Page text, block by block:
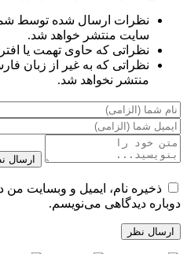
نظرات ارسال شده توسط
سایت منتشر خواهد شد.
نظراتی که حاوی تهمت یا
نظراتی که به غیر از زبان
منتشر نخواهد شد.
ارسال
ذخیره نام، ایمیل و وبسایت
دوباره دیدگاهی می‌نویسم.